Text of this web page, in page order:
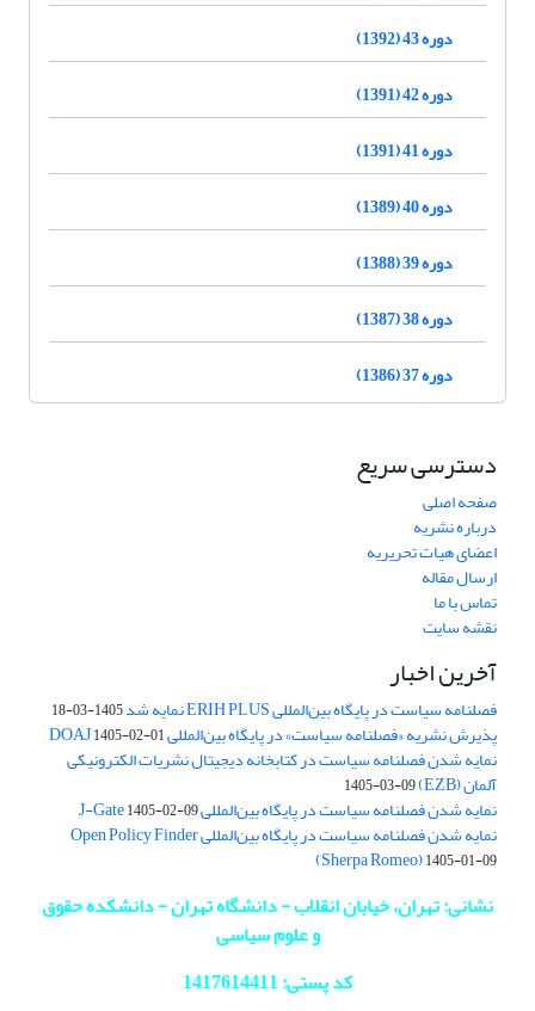
دوره 43 (1392)
دوره 42 (1391)
دوره 41 (1391)
دوره 40 (1389)
دوره 39 (1388)
دوره 38 (1387)
دوره 37 (1386)
دسترسی سریع
صفحه اصلی
درباره نشریه
اعضای هیات تحریریه
ارسال مقاله
تماس با ما
نقشه سایت
آخرین اخبار
فصلنامه سیاست در پایگاه بین‌المللی ERIH PLUS نمایه شد 1405-03-18
پذیرش نشریه «فصلنامه سیاست» در پایگاه بین‌المللی DOAJ1405-02-01
نمایه شدن فصلنامه سیاست در کتابخانه دیجیتال نشریات الکترونیکی
آلمان (EZB) 1405-03-09
نمایه شدن فصلنامه سیاست در پایگاه بین‌المللی J-Gate1405-02-09
نمایه شدن فصلنامه سیاست در پایگاه بین‌المللی Open Policy Finder
(Sherpa Romeo)1405-01-09
نشانی: تهران، خیابان انقلاب - دانشگاه تهران - دانشکده حقوق
و علوم سیاسی
کد پستی: 1417614411